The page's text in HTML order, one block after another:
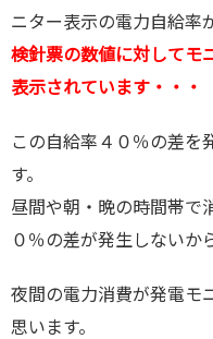
ニター表示の電力自給率
検針票の数値に対してモ
表示されています・・・
この自給率４０％の差を
す。
昼間や朝・晩の時間帯で
０％の差が発生しないか
夜間の電力消費が発電モ
思います。